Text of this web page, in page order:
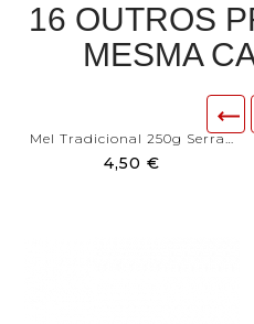
16 OUTROS
MESMA
Mel Tradicional 250g Serra...
4,50 €